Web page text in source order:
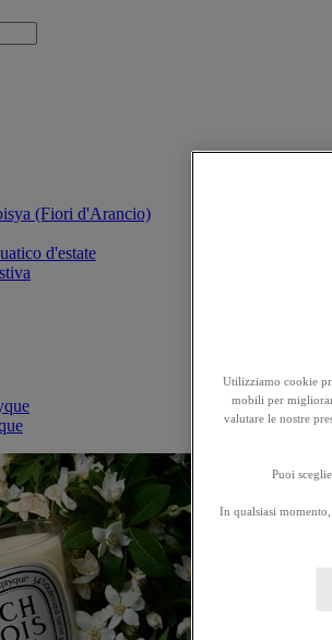
(Fiori d'Arancio)
d'estate
Utilizziamo cookie
mobili per
valutare le nostre
Puoi
In qualsiasi